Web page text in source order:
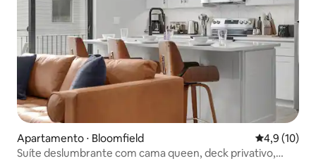
Apartamento ⋅ Bloomfield 4,9 de uma
4,9 (10)
Suíte deslumbrante com cama queen, deck privativo,